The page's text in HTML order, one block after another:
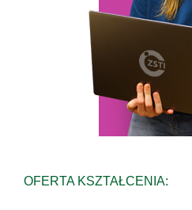
OFERTA KSZTAŁCENIA: